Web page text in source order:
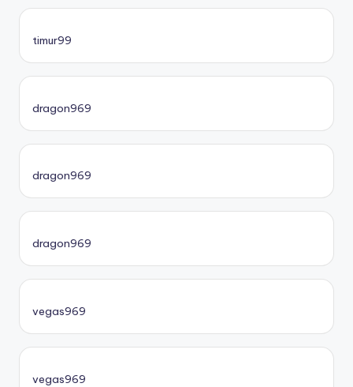
timur99
dragon969
dragon969
dragon969
vegas969
vegas969